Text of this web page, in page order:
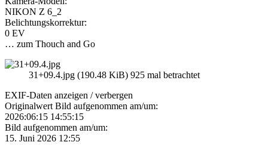
NIKON Z 6_2
Belichtungskorrektur:
0 EV
… zum Thouch and Go
31+09.4.jpg (190.48 KiB) 925 mal betrachtet
EXIF-Daten anzeigen / verbergen
Originalwert Bild aufgenommen am/um:
2026:06:15 14:55:15
Bild aufgenommen am/um:
15. Juni 2026 12:55